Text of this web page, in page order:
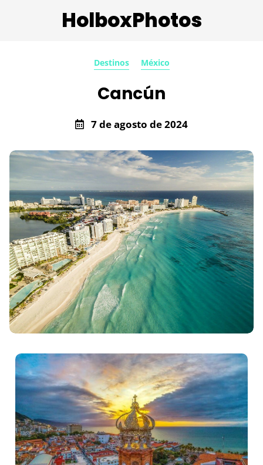
HolboxPhotos
Destinos México
Cancún
7 de agosto de 2024